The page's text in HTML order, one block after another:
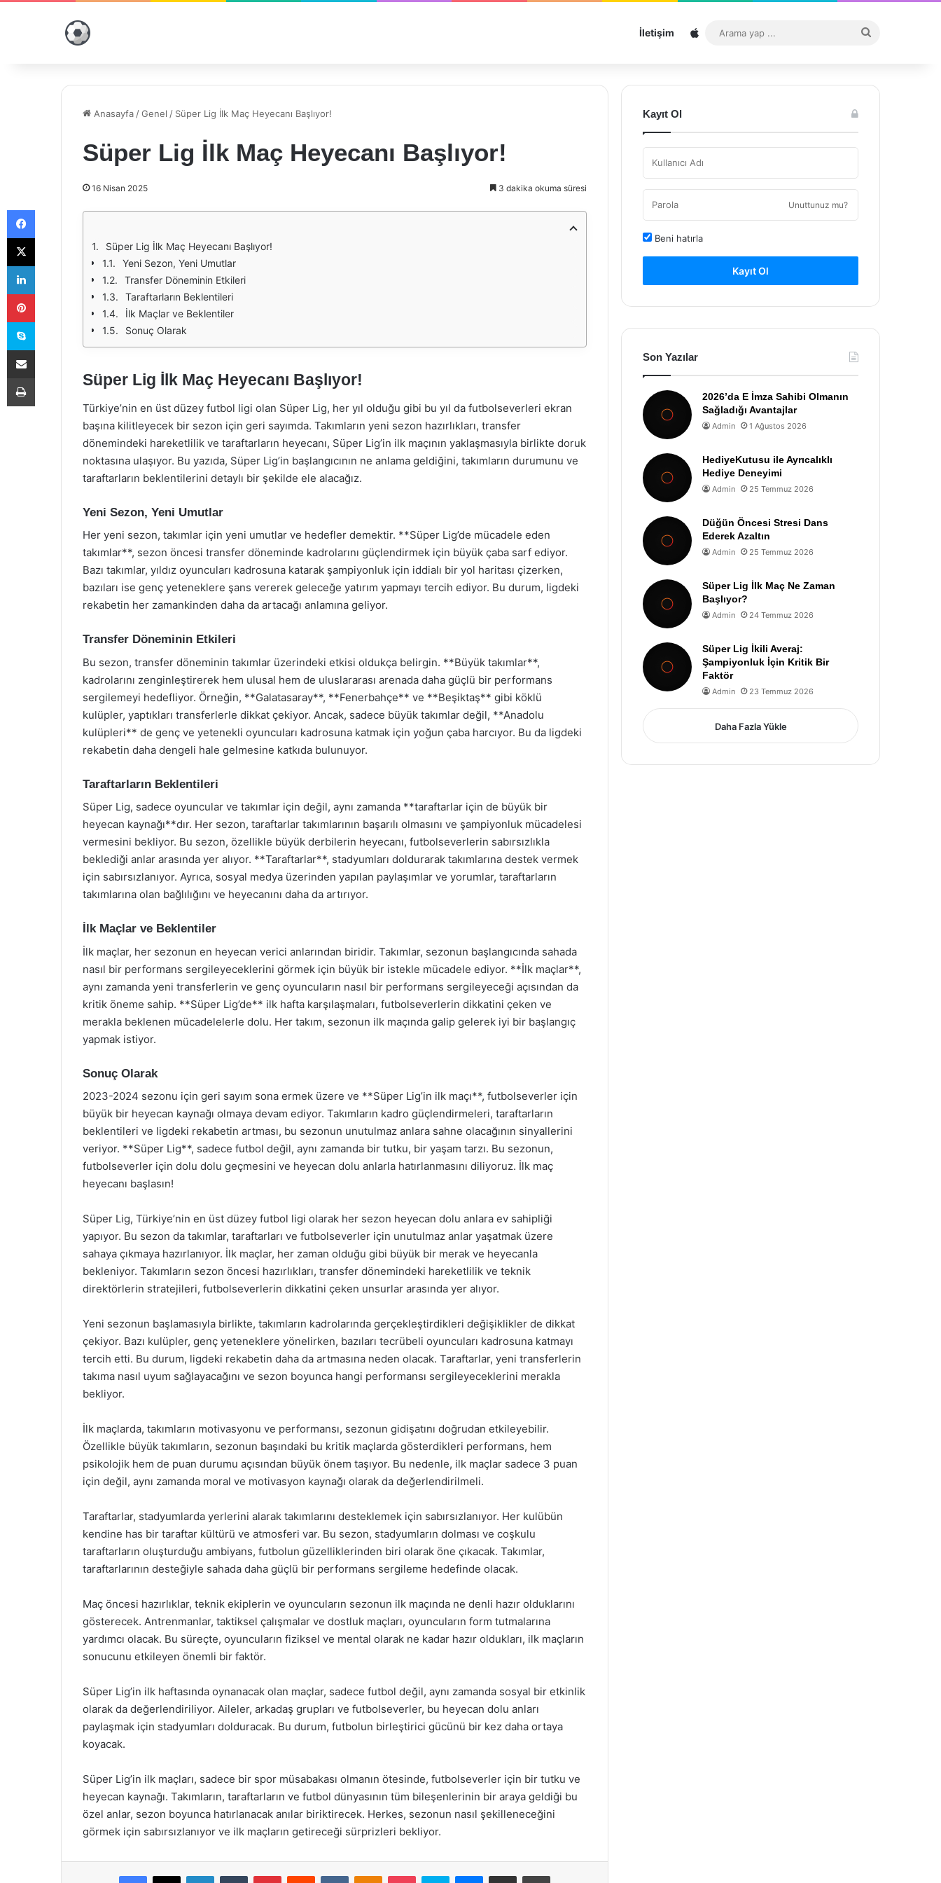
İletişim Sitemap
...
Anasayfa /Genel / Süper Lig İlk Maç Heyecanı Başlıyor!
Süper Lig İlk Maç Heyecanı Başlıyor!
16 Nisan 2025 3 dakika okuma süresi
Süper Lig İlk Maç Heyecanı Başlıyor!
Yeni Sezon, Yeni Umutlar
Transfer Döneminin Etkileri
Taraftarların Beklentileri
İlk Maçlar ve Beklentiler
Sonuç Olarak
Süper Lig İlk Maç Heyecanı Başlıyor!
Türkiye’nin en üst düzey futbol ligi olan Süper Lig, her yıl olduğu gibi bu yıl da futbolseverleri ekran
başına kilitleyecek bir sezon için geri sayımda. Takımların yeni sezon hazırlıkları, transfer
dönemindeki hareketlilik ve taraftarların heyecanı, Süper Lig’in ilk maçının yaklaşmasıyla birlikte doruk
noktasına ulaşıyor. Bu yazıda, Süper Lig’in başlangıcının ne anlama geldiğini, takımların durumunu ve
taraftarların beklentilerini detaylı bir şekilde ele alacağız.
Yeni Sezon, Yeni Umutlar
Her yeni sezon, takımlar için yeni umutlar ve hedefler demektir. **Süper Lig’de mücadele eden
takımlar**, sezon öncesi transfer döneminde kadrolarını güçlendirmek için büyük çaba sarf ediyor.
Bazı takımlar, yıldız oyuncuları kadrosuna katarak şampiyonluk için iddialı bir yol haritası çizerken,
bazıları ise genç yeteneklere şans vererek geleceğe yatırım yapmayı tercih ediyor. Bu durum, ligdeki
rekabetin her zamankinden daha da artacağı anlamına geliyor.
Transfer Döneminin Etkileri
Bu sezon, transfer döneminin takımlar üzerindeki etkisi oldukça belirgin. **Büyük takımlar**,
kadrolarını zenginleştirerek hem ulusal hem de uluslararası arenada daha güçlü bir performans
sergilemeyi hedefliyor. Örneğin, **Galatasaray**, **Fenerbahçe** ve **Beşiktaş** gibi köklü
kulüpler, yaptıkları transferlerle dikkat çekiyor. Ancak, sadece büyük takımlar değil, **Anadolu
kulüpleri** de genç ve yetenekli oyuncuları kadrosuna katmak için yoğun çaba harcıyor. Bu da ligdeki
rekabetin daha dengeli hale gelmesine katkıda bulunuyor.
Taraftarların Beklentileri
Süper Lig, sadece oyuncular ve takımlar için değil, aynı zamanda **taraftarlar için de büyük bir
heyecan kaynağı**dır. Her sezon, taraftarlar takımlarının başarılı olmasını ve şampiyonluk mücadelesi
vermesini bekliyor. Bu sezon, özellikle büyük derbilerin heyecanı, futbolseverlerin sabırsızlıkla
beklediği anlar arasında yer alıyor. **Taraftarlar**, stadyumları doldurarak takımlarına destek vermek
için sabırsızlanıyor. Ayrıca, sosyal medya üzerinden yapılan paylaşımlar ve yorumlar, taraftarların
takımlarına olan bağlılığını ve heyecanını daha da artırıyor.
İlk Maçlar ve Beklentiler
İlk maçlar, her sezonun en heyecan verici anlarından biridir. Takımlar, sezonun başlangıcında sahada
nasıl bir performans sergileyeceklerini görmek için büyük bir istekle mücadele ediyor. **İlk maçlar**,
aynı zamanda yeni transferlerin ve genç oyuncuların nasıl bir performans sergileyeceği açısından da
kritik öneme sahip. **Süper Lig’de** ilk hafta karşılaşmaları, futbolseverlerin dikkatini çeken ve
merakla beklenen mücadelelerle dolu. Her takım, sezonun ilk maçında galip gelerek iyi bir başlangıç
yapmak istiyor.
Sonuç Olarak
2023-2024 sezonu için geri sayım sona ermek üzere ve **Süper Lig’in ilk maçı**, futbolseverler için
büyük bir heyecan kaynağı olmaya devam ediyor. Takımların kadro güçlendirmeleri, taraftarların
beklentileri ve ligdeki rekabetin artması, bu sezonun unutulmaz anlara sahne olacağının sinyallerini
veriyor. **Süper Lig**, sadece futbol değil, aynı zamanda bir tutku, bir yaşam tarzı. Bu sezonun,
futbolseverler için dolu dolu geçmesini ve heyecan dolu anlarla hatırlanmasını diliyoruz. İlk maç
heyecanı başlasın!
Süper Lig, Türkiye’nin en üst düzey futbol ligi olarak her sezon heyecan dolu anlara ev sahipliği
yapıyor. Bu sezon da takımlar, taraftarları ve futbolseverler için unutulmaz anlar yaşatmak üzere
sahaya çıkmaya hazırlanıyor. İlk maçlar, her zaman olduğu gibi büyük bir merak ve heyecanla
bekleniyor. Takımların sezon öncesi hazırlıkları, transfer dönemindeki hareketlilik ve teknik
direktörlerin stratejileri, futbolseverlerin dikkatini çeken unsurlar arasında yer alıyor.
Yeni sezonun başlamasıyla birlikte, takımların kadrolarında gerçekleştirdikleri değişiklikler de dikkat
çekiyor. Bazı kulüpler, genç yeteneklere yönelirken, bazıları tecrübeli oyuncuları kadrosuna katmayı
tercih etti. Bu durum, ligdeki rekabetin daha da artmasına neden olacak. Taraftarlar, yeni transferlerin
takıma nasıl uyum sağlayacağını ve sezon boyunca hangi performansı sergileyeceklerini merakla
bekliyor.
İlk maçlarda, takımların motivasyonu ve performansı, sezonun gidişatını doğrudan etkileyebilir.
Özellikle büyük takımların, sezonun başındaki bu kritik maçlarda gösterdikleri performans, hem
psikolojik hem de puan durumu açısından büyük önem taşıyor. Bu nedenle, ilk maçlar sadece 3 puan
için değil, aynı zamanda moral ve motivasyon kaynağı olarak da değerlendirilmeli.
Taraftarlar, stadyumlarda yerlerini alarak takımlarını desteklemek için sabırsızlanıyor. Her kulübün
kendine has bir taraftar kültürü ve atmosferi var. Bu sezon, stadyumların dolması ve coşkulu
taraftarların oluşturduğu ambiyans, futbolun güzelliklerinden biri olarak öne çıkacak. Takımlar,
taraftarlarının desteğiyle sahada daha güçlü bir performans sergileme hedefinde olacak.
Maç öncesi hazırlıklar, teknik ekiplerin ve oyuncuların sezonun ilk maçında ne denli hazır olduklarını
gösterecek. Antrenmanlar, taktiksel çalışmalar ve dostluk maçları, oyuncuların form tutmalarına
yardımcı olacak. Bu süreçte, oyuncuların fiziksel ve mental olarak ne kadar hazır oldukları, ilk maçların
sonucunu etkileyen önemli bir faktör.
Süper Lig’in ilk haftasında oynanacak olan maçlar, sadece futbol değil, aynı zamanda sosyal bir etkinlik
olarak da değerlendiriliyor. Aileler, arkadaş grupları ve futbolseverler, bu heyecan dolu anları
paylaşmak için stadyumları dolduracak. Bu durum, futbolun birleştirici gücünü bir kez daha ortaya
koyacak.
Süper Lig’in ilk maçları, sadece bir spor müsabakası olmanın ötesinde, futbolseverler için bir tutku ve
heyecan kaynağı. Takımların, taraftarların ve futbol dünyasının tüm bileşenlerinin bir araya geldiği bu
özel anlar, sezon boyunca hatırlanacak anılar biriktirecek. Herkes, sezonun nasıl şekilleneceğini
görmek için sabırsızlanıyor ve ilk maçların getireceği sürprizleri bekliyor.
Facebook
X LinkedInTumblr PinterestReddit VKontakteOdnoklassniki
Pocket Skype Messenger
E-Posta ile paylaş Yazdır
Kayıt Ol
Unuttunuz mu?
Beni hatırla
Kayıt Ol
Son Yazılar
2026’da E İmza Sahibi Olmanın
Sağladığı Avantajlar
Admin 1 Ağustos 2026
HediyeKutusu ile Ayrıcalıklı
Hediye Deneyimi
Admin 25 Temmuz 2026
Düğün Öncesi Stresi Dans
Ederek Azaltın
Admin 25 Temmuz 2026
Süper Lig İlk Maç Ne Zaman
Başlıyor?
Admin 24 Temmuz 2026
Süper Lig İkili Averaj:
Şampiyonluk İçin Kritik Bir
Faktör
Admin 23 Temmuz 2026
Daha Fazla Yükle
Facebook
X
LinkedIn
Pinterest
Skype
E-Posta ile paylaş